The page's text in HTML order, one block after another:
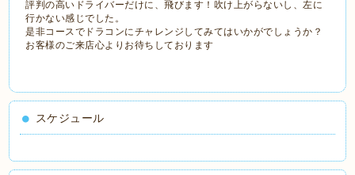
評判の高いドライバーだけに、飛びます！吹け上がらないし、左に
行かない感じでした。
是非コースでドラコンにチャレンジしてみてはいかがでしょうか？
お客様のご来店心よりお待ちしております
スケジュール